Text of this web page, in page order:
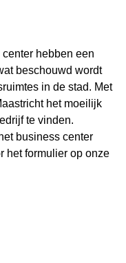
hebben een
beschouwd wordt
in de stad. Met
het moeilijk
te vinden.
business center
het formulier op onze